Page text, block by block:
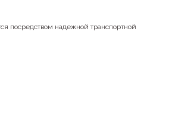
посредством надежной транспортной